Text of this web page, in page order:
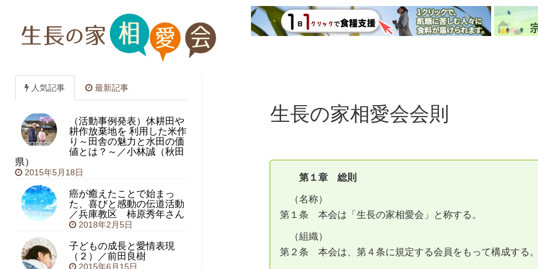
生長の家相愛会会則
第１章 総則
（名称）
第１条 本会は「生長の家相愛会」と称する。
（組織）
第２条 本会は、第４条に規定する会員をもって構成する
人気記事 最新記事
（活動事例発表）休耕田や
耕作放棄地を 利用した米作
り～田舎の魅力と水田の価
値とは？～／小林誠（秋田
県）
2015年5月18日
癌が癒えたことで始まっ
た、喜びと感動の伝道活動
／兵庫教区 柿原秀年さん
2018年2月5日
子どもの成長と愛情表現
（２）／前田良樹
2015年6月15日